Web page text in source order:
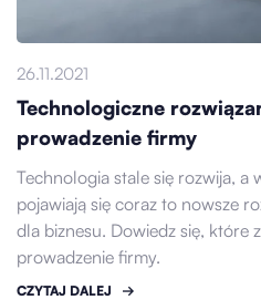
26.11.2021
Technologiczne
prowadzenie firmy
Technologia stale się rozwija, a
pojawiają się coraz to nowsze
dla biznesu. Dowiedz się, które
prowadzenie firmy.
CZYTAJ DALEJ